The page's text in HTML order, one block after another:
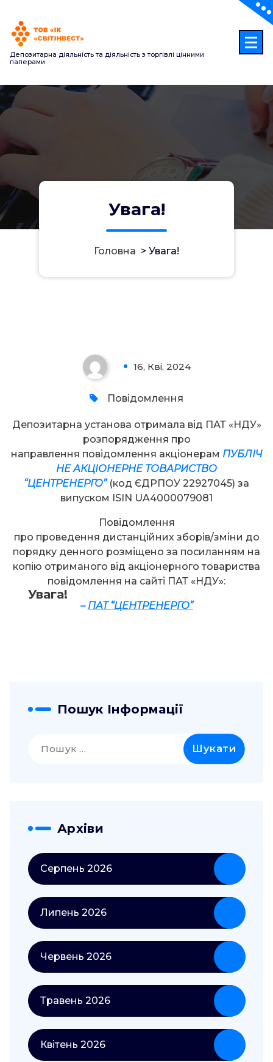
контенту
Депозитарна діяльність та діяльність з торгівлі цінними
паперами
Увага!
Головна > Увага!
16, Кві, 2024
Повідомлення
Увага!
Депозитарна установа отримала від ПАТ «НДУ»
розпорядження про
направлення повідомлення акціонерам ПУБЛІЧ
НЕ АКЦІОНЕРНЕ ТОВАРИСТВО
“ЦЕНТРЕНЕРГО” (код ЄДРПОУ 22927045) за
випуском ISIN UA4000079081
Повідомлення
про проведення дистанційних зборів/зміни до
порядку денного розміщено за посиланням на
копію отриманого від акціонерного товариства
повідомлення на сайті ПАТ «НДУ»:
– ПАТ “ЦЕНТРЕНЕРГО”
Пошук Інформації
Архіви
Серпень 2026
Липень 2026
Червень 2026
Травень 2026
Квітень 2026